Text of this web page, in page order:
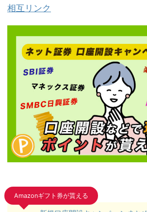
相互リンク
Amazonギフト券が貰える